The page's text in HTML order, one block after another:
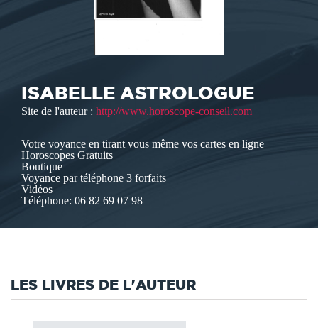
ISABELLE ASTROLOGUE
Site de l'auteur : http://www.horoscope-conseil.com
Votre voyance en tirant vous même vos cartes en ligne
Horoscopes Gratuits
Boutique
Voyance par téléphone 3 forfaits
Vidéos
Téléphone: 06 82 69 07 98
LES LIVRES DE L'AUTEUR